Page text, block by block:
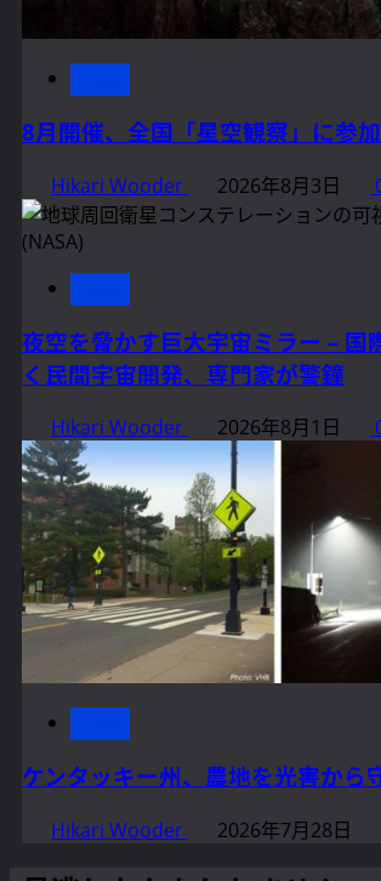
8月開催、全国「星空観察」に参
Hikari Wooder 2026年8月3日
夜空を脅かす巨大宇宙ミラー – 国
く民間宇宙開発、専門家が警鐘
Hikari Wooder 2026年8月1日
ケンタッキー州、農地を光害から
Hikari Wooder 2026年7月28日